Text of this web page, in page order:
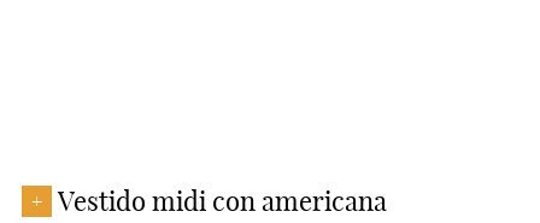
+ Vestido midi con americana